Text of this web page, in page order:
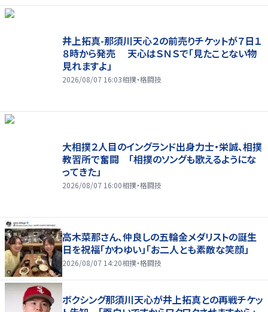
井上拓真-那須川天心２の前売りチケットが７日１
８時から発売 天心はＳＮＳで「見たことない物
見れますよ」
2026/08/07 16:03相撲・格闘技
大相撲２人目のイングランド出身力士・栄誠、相撲
教習所で奮闘 「相撲のソングも歌えるようにな
ってきた」
2026/08/07 16:00相撲・格闘技
高木菜那さん、仲良しの五輪金メダリストの誕生
日を祝福「かわゆい」「お二人とも素敵な笑顔」
2026/08/07 14:20相撲・格闘技
ボクシング那須川天心が井上拓真との再戦チケッ